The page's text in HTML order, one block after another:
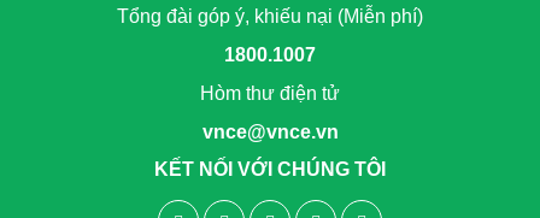
Tổng đài góp ý, khiếu nại (Miễn phí)
1800.1007
Hòm thư điện tử
vnce@vnce.vn
KẾT NỐI VỚI CHÚNG TÔI